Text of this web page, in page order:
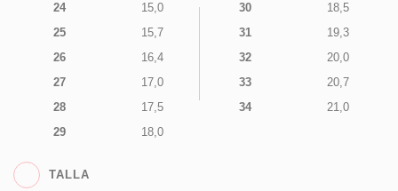
24
15,0
25
15,7
26
16,4
27
17,0
28
17,5
29
18,0
30
18,5
31
19,3
32
20,0
33
20,7
34
21,0
TALLA